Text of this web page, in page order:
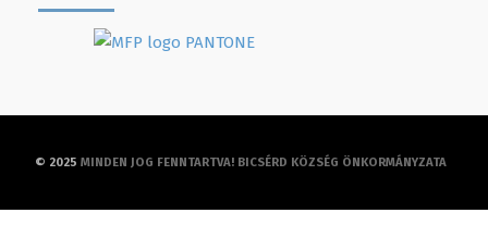
© 2025 MINDEN JOG FENNTARTVA! BICSÉRD KÖZSÉG ÖNKORMÁNYZATA